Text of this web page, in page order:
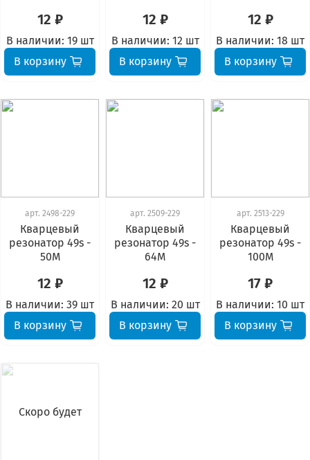
12 ₽
В наличии: 19 шт
В корзину
12 ₽
В наличии: 12 шт
В корзину
12 ₽
В наличии: 18 шт
В корзину
арт. 2498-229
Кварцевый
резонатор 49s -
50М
12 ₽
В наличии: 39 шт
В корзину
арт. 2509-229
Кварцевый
резонатор 49s -
64М
12 ₽
В наличии: 20 шт
В корзину
арт. 2513-229
Кварцевый
резонатор 49s -
100М
17 ₽
В наличии: 10 шт
В корзину
Скоро будет